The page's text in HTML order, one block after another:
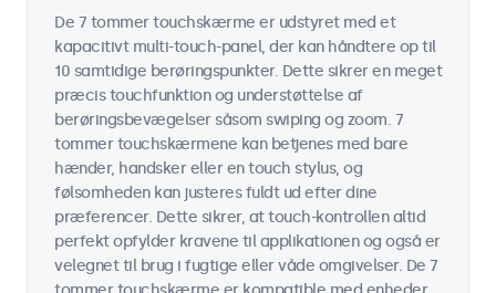
De 7 tommer touchskærme er udstyret med et
kapacitivt multi-touch-panel, der kan håndtere op til
10 samtidige berøringspunkter. Dette sikrer en meget
præcis touchfunktion og understøttelse af
berøringsbevægelser såsom swiping og zoom. 7
tommer touchskærmene kan betjenes med bare
hænder, handsker eller en touch stylus, og
følsomheden kan justeres fuldt ud efter dine
præferencer. Dette sikrer, at touch-kontrollen altid
perfekt opfylder kravene til applikationen og også er
velegnet til brug i fugtige eller våde omgivelser. De 7